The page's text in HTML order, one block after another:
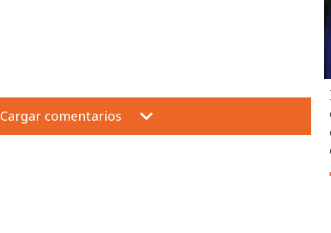
Cargar comentarios